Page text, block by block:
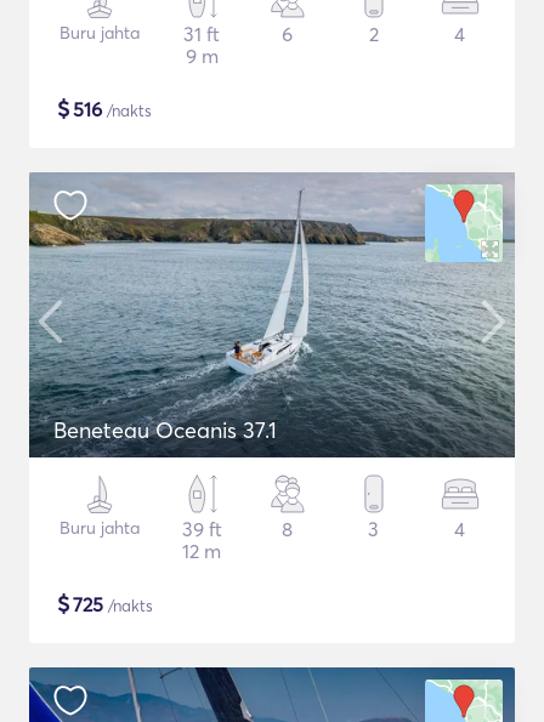
Buru jahta
31 ft
9 m
6 2 4
$516 /nakts
Beneteau Oceanis 37.1
Buru jahta
39 ft
12 m
8 3 4
$725 /nakts